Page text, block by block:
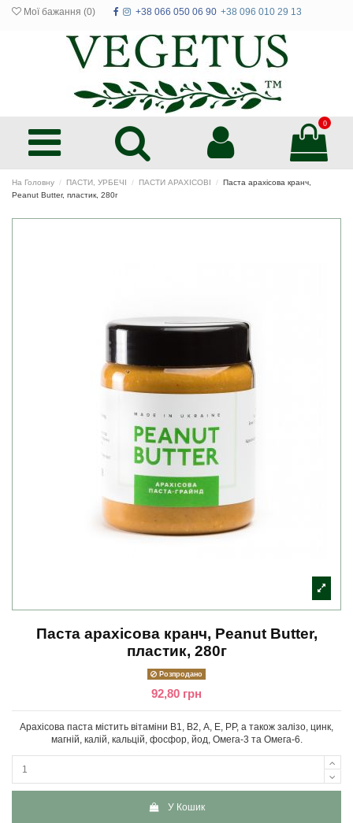
Мої бажання (0) +38 066 050 06 90 +38 096 010 29 13
0
На Головну ПАСТИ, УРБЕЧІ ПАСТИ АРАХІСОВІ
Паста арахісова кранч,
Peanut Butter, пластик, 280г
Паста арахісова кранч, Peanut Butter,
пластик, 280г
Розпродано
92,80 грн
Арахісова паста містить вітаміни В1, В2, А, Е, РР, а також залізо, цинк,
магній, калій, кальцій, фосфор, йод, Омега-3 та Омега-6.
У Кошик